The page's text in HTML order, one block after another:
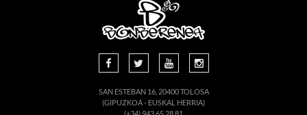
SAN ESTEBAN 16, 20400 TOLOSA
(GIPUZKOA - EUSKAL HERRIA)